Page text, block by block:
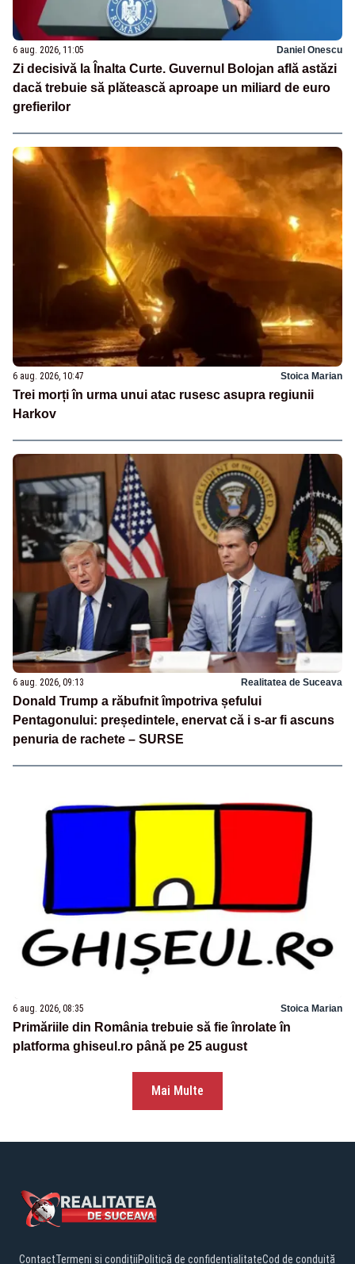
6 aug. 2026, 11:05 Daniel Onescu
Zi decisivă la Înalta Curte. Guvernul Bolojan află astăzi
dacă trebuie să plătească aproape un miliard de euro
grefierilor
6 aug. 2026, 10:47 Stoica Marian
Trei morți în urma unui atac rusesc asupra regiunii
Harkov
6 aug. 2026, 09:13 Realitatea de Suceava
Donald Trump a răbufnit împotriva șefului
Pentagonului: președintele, enervat că i s-ar fi ascuns
penuria de rachete – SURSE
6 aug. 2026, 08:35 Stoica Marian
Primăriile din România trebuie să fie înrolate în
platforma ghiseul.ro până pe 25 august
Mai Multe
ContactTermeni și condițiiPolitică de confidențialitateCod de conduită